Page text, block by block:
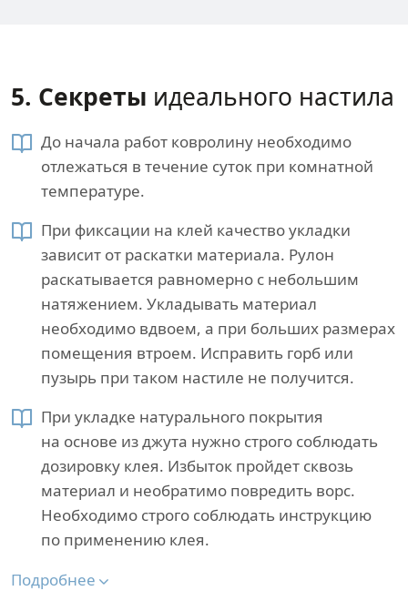
5. Секреты​ идеального настила
До начала работ ковролину необходимо
отлежаться в течение суток при комнатной
температуре.
При фиксации на клей качество укладки
зависит от раскатки материала. Рулон
раскатывается равномерно с небольшим
натяжением. Укладывать материал
необходимо вдвоем, а при больших размерах
помещения втроем. Исправить горб или
пузырь при таком настиле не получится.
При укладке натурального покрытия
на основе из джута нужно строго соблюдать
дозировку клея. Избыток пройдет сквозь
материал и необратимо повредить ворс.
Необходимо строго соблюдать инструкцию
по применению клея.
Подробнее